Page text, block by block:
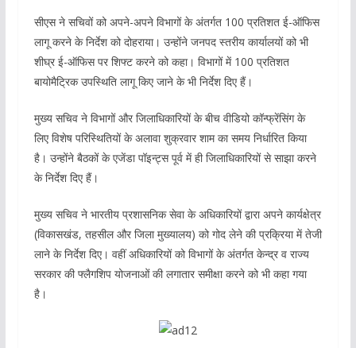
सीएस ने सचिवों को अपने-अपने विभागों के अंतर्गत 100 प्रतिशत ई-ऑफिस
लागू करने के निर्देश को दोहराया। उन्होंने जनपद स्तरीय कार्यालयों को भी
शीघ्र ई-ऑफिस पर शिफ्ट करने को कहा। विभागों में 100 प्रतिशत
बायोमैट्रिक उपस्थिति लागू किए जाने के भी निर्देश दिए हैं।
मुख्य सचिव ने विभागों और जिलाधिकारियों के बीच वीडियो कॉन्फ्रेंसिंग के
लिए विशेष परिस्थितियों के अलावा शुक्रवार शाम का समय निर्धारित किया
है। उन्होंने बैठकों के एजेंडा पॉइन्ट्स पूर्व में ही जिलाधिकारियों से साझा करने
के निर्देश दिए हैं।
मुख्य सचिव ने भारतीय प्रशासनिक सेवा के अधिकारियों द्वारा अपने कार्यक्षेत्र
(विकासखंड, तहसील और जिला मुख्यालय) को गोद लेने की प्रक्रिया में तेजी
लाने के निर्देश दिए। वहीं अधिकारियों को विभागों के अंतर्गत केन्द्र व राज्य
सरकार की फ्लैगशिप योजनाओं की लगातार समीक्षा करने को भी कहा गया
है।